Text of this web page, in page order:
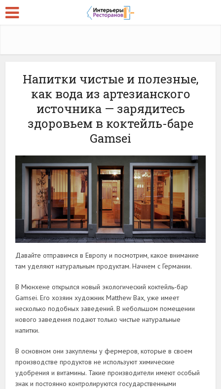
Напитки чистые и полезные,
как вода из артезианского
источника — зарядитесь
здоровьем в коктейль-баре
Gamsei
Давайте отправимся в Европу и посмотрим, какое внимание
там уделяют натуральным продуктам. Начнем с Германии.
В Мюнхене открылся новый экологический коктейль-бар
Gamsei. Его хозяин художник Matthew Bax, уже имеет
несколько подобных заведений. В небольшом помещении
нового заведения подают только чистые натуральные
напитки.
В основном они закуплены у фермеров, которые в своем
производстве продуктов не используют химические
удобрения и витамины. Такие производители имеют особый
знак и постоянно контролируются государственными